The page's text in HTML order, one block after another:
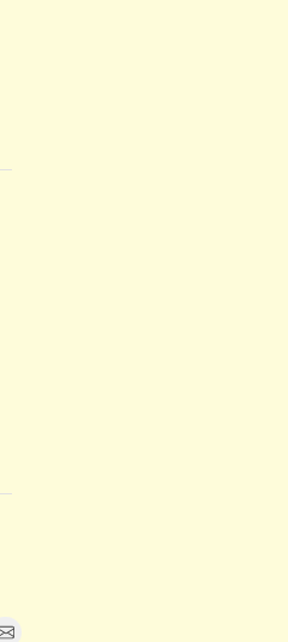
Share on Email